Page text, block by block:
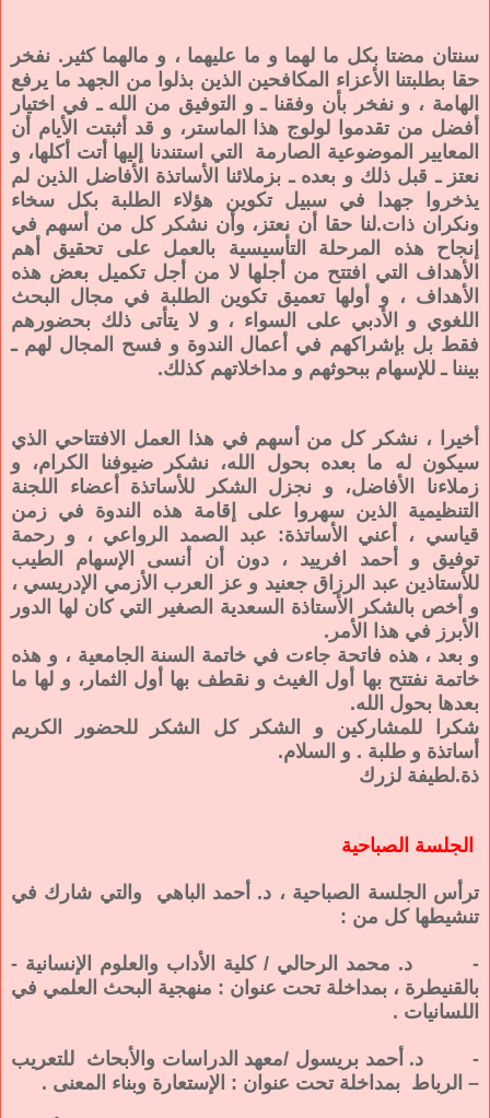
سنتان مضتا بكل ما لهما و ما عليهما ، و مالهما كثير. نفخر
حقا بطلبتنا الأعزاء المكافحين الذين بذلوا من الجهد ما يرفع
الهامة ، و نفخر بأن وفقنا ـ و التوفيق من الله ـ في اختيار
أفضل من تقدموا لولوج هذا الماستر، و قد أثبتت الأيام أن
المعايير الموضوعية الصارمة التي استندنا إليها أتت أكلها، و
نعتز ـ قبل ذلك و بعده ـ بزملائنا الأساتذة الأفاضل الذين لم
يذخروا جهدا في سبيل تكوين هؤلاء الطلبة بكل سخاء
ونكران ذات.لنا حقا أن نعتز، وأن نشكر كل من أسهم في
إنجاح هذه المرحلة التأسيسية بالعمل على تحقيق أهم
الأهداف التي افتتح من أجلها لا من أجل تكميل بعض هذه
الأهداف ، و أولها تعميق تكوين الطلبة في مجال البحث
اللغوي و الأدبي على السواء ، و لا يتأتى ذلك بحضورهم
فقط بل بإشراكهم في أعمال الندوة و فسح المجال لهم ـ
بيننا ـ للإسهام ببحوثهم و مداخلاتهم كذلك.
أخيرا ، نشكر كل من أسهم في هذا العمل الافتتاحي الذي
سيكون له ما بعده بحول الله، نشكر ضيوفنا الكرام، و
زملاءنا الأفاضل، و نجزل الشكر للأساتذة أعضاء اللجنة
التنظيمية الذين سهروا على إقامة هذه الندوة في زمن
قياسي ، أعني الأساتذة: عبد الصمد الرواعي ، و رحمة
توفيق و أحمد افرييد ، دون أن أنسى الإسهام الطيب
للأستاذين عبد الرزاق جعنيد و عز العرب الأزمي الإدريسي ،
و أخص بالشكر الأستاذة السعدية الصغير التي كان لها الدور
الأبرز في هذا الأمر.
و بعد ، هذه فاتحة جاءت في خاتمة السنة الجامعية ، و هذه
خاتمة نفتتح بها أول الغيث و نقطف بها أول الثمار، و لها ما
بعدها بحول الله.
شكرا للمشاركين و الشكر كل الشكر للحضور الكريم
أساتذة و طلبة . و السلام.
ذة.لطيفة لزرك
الجلسة الصباحية
ترأس الجلسة الصباحية ، د. أحمد الباهي والتي شارك في
تنشيطها كل من :
- د. محمد الرحالي / كلية الأداب والعلوم الإنسانية -
بالقنيطرة ، بمداخلة تحت عنوان : منهجية البحث العلمي في
اللسانيات .
- د. أحمد بريسول /معهد الدراسات والأبحاث للتعريب
– الرباط بمداخلة تحت عنوان : الإستعارة وبناء المعنى .